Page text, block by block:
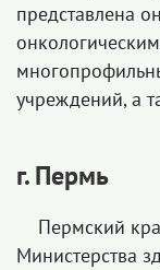
представлена
учреждений, а
г. Пермь
Пермский
Министерства